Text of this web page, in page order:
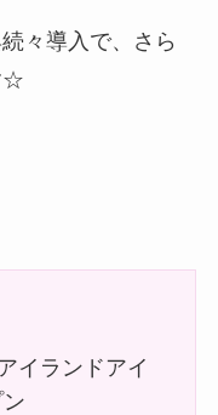
々導入で、さら
☆
イランドアイ